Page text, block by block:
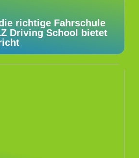
richtige Fahrschule
Driving School bietet